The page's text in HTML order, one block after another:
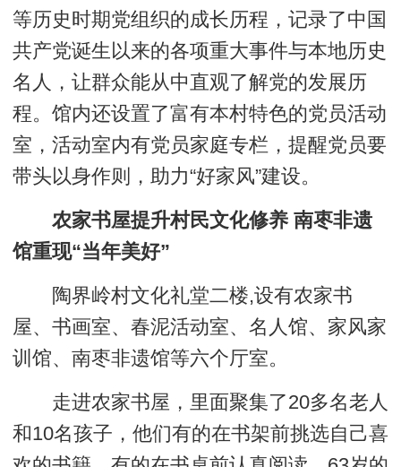
等历史时期党组织的成长历程，记录了中国
共产党诞生以来的各项重大事件与本地历史
名人，让群众能从中直观了解党的发展历
程。馆内还设置了富有本村特色的党员活动
室，活动室内有党员家庭专栏，提醒党员要
带头以身作则，助力“好家风”建设。
农家书屋提升村民文化修养 南枣非遗
馆重现“当年美好”
陶界岭村文化礼堂二楼,设有农家书
屋、书画室、春泥活动室、名人馆、家风家
训馆、南枣非遗馆等六个厅室。
走进农家书屋，里面聚集了20多名老人
和10名孩子，他们有的在书架前挑选自己喜